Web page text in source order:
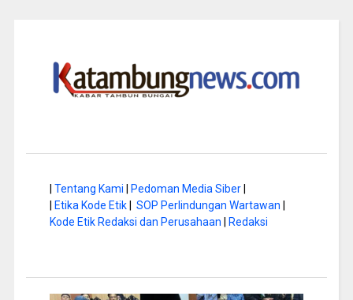
Tentang Kami Pedoman Media Siber|
Etika Kode Etik| SOP Perlindungan Wartawan
Kode Etik Redaksi dan Perusahaan
Redaksi